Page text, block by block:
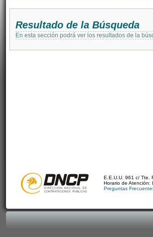
Resultado de la Búsqueda
En esta sección podrá ver los resultados de la
E.E.U.U. 961 c/ Tte.
Horario de
Preguntas